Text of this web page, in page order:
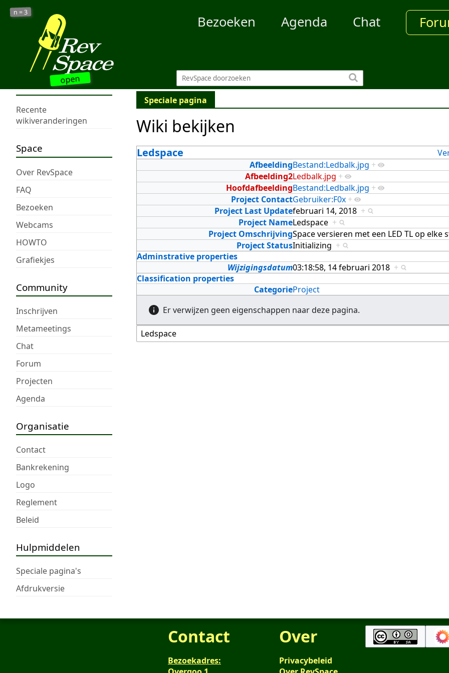
open
n =3
Bezoeken Agenda Chat
Recente
wikiveranderingen
Space
Over RevSpace
FAQ
Bezoeken
Webcams
HOWTO
Grafiekjes
Community
Inschrijven
Metameetings
Chat
Forum
Projecten
Agenda
Organisatie
Contact
Bankrekening
Logo
Reglement
Beleid
Hulpmiddelen
Speciale pagina's
Afdrukversie
Speciale pagina
Wiki bekijken
Ledspace
AfbeeldingBestand:Ledbalk.jpg +
Afbeelding2Ledbalk.jpg +
HoofdafbeeldingBestand:Ledbalk.jpg +
Project ContactGebruiker:F0x +
Project Last Updatefebruari 14, 2018 +
Project NameLedspace +
Project OmschrijvingSpace versieren met een LED TL op elke
Project StatusInitializing +
Adminstrative properties
Wijzigingsdatum03:18:58, 14 februari 2018 +
Classification properties
CategorieProject
Er verwijzen geen eigenschappen naar deze pagina.
Contact
Bezoekadres:
Over
Privacybeleid